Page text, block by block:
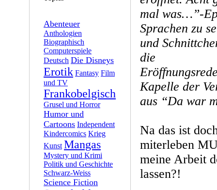
Abenteuer
Anthologien
Biographisch
Computerspiele
Deutsch Die Disneys
Erotik Fantasy Film
und TV
Frankobelgisch
Grusel und Horror
Humor und
Cartoons Independent
Kindercomics Krieg
Kunst Mangas
Mystery und Krimi
Politik und Geschichte
Schwarz-Weiss
Science Fiction
mal was…”-
Sprachen zu
und
die
Kapelle der
aus “Da war
Na das ist
miterleben
meine Arbeit
lassen?!